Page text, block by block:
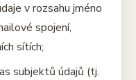
v rozsahu jméno
spojení,
sítích;
subjektů údajů (tj.